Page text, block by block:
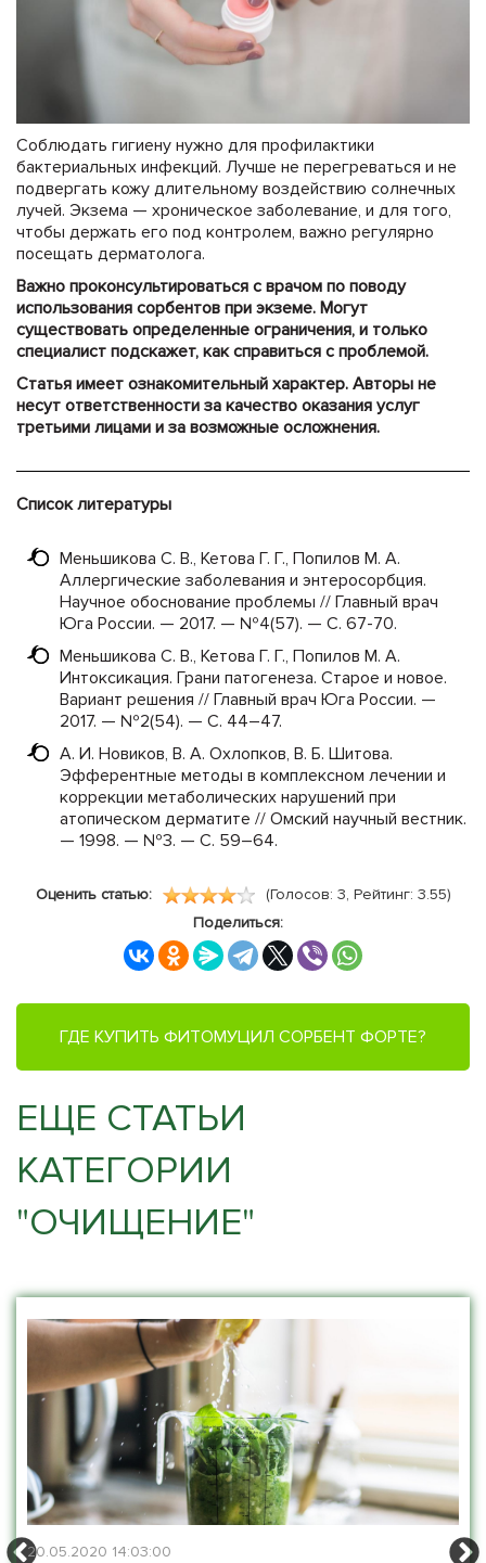
Соблюдать гигиену нужно для профилактики
бактериальных инфекций. Лучше не перегреваться и не
подвергать кожу длительному воздействию солнечных
лучей. Экзема — хроническое заболевание, и для того,
чтобы держать его под контролем, важно регулярно
посещать дерматолога.
Важно проконсультироваться с врачом по поводу
использования сорбентов при экземе. Могут
существовать определенные ограничения, и только
специалист подскажет, как справиться с проблемой.
Статья имеет ознакомительный характер. Авторы не
несут ответственности за качество оказания услуг
третьими лицами и за возможные осложнения.
Список литературы
Меньшикова С. В., Кетова Г. Г., Попилов М. А.
Аллергические заболевания и энтеросорбция.
Научное обоснование проблемы // Главный врач
Юга России. — 2017. — №4(57). — С. 67-70.
Меньшикова С. В., Кетова Г. Г., Попилов М. А.
Интоксикация. Грани патогенеза. Старое и новое.
Вариант решения // Главный врач Юга России. —
2017. — №2(54). — С. 44–47.
А. И. Новиков, В. А. Охлопков, В. Б. Шитова.
Эфферентные методы в комплексном лечении и
коррекции метаболических нарушений при
атопическом дерматите // Омский научный вестник.
— 1998. — №3. — С. 59–64.
Оценить статью:
(Голосов: 3, Рейтинг: 3.55)
Поделиться:
ГДЕ КУПИТЬ ФИТОМУЦИЛ СОРБЕНТ ФОРТЕ?
ЕЩЕ СТАТЬИ
КАТЕГОРИИ
"ОЧИЩЕНИЕ"
20.05.2020 14:03:00